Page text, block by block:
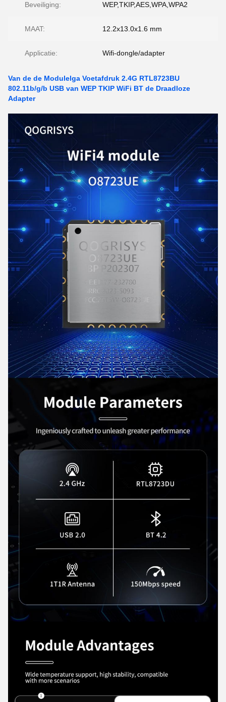
Beveiliging: WEP,TKIP,AES,WPA,WPA2
MAAT: 12.2x13.0x1.6 mm
Applicatie: Wifi-dongle/adapter
Van de de Modulelga Voetafdruk 2.4G RTL8723BU
802.11b/g/b USB van WEP TKIP WiFi BT de Draadloze
Adapter